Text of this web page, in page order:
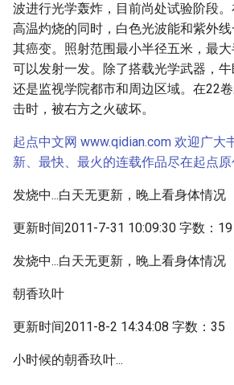
波进行光学轰炸，目前尚处试验阶段
高温灼烧的同时，白色光波能和紫外
其癌变。照射范围最小半径五米，最
可以发射一发。除了搭载光学武器，
还是监视学院都市和周边区域。在22
击时，被右方之火破坏。
起点中文网 www.qidian.com 欢迎广大
新、最快、最火的连载作品尽在起点原
发烧中...白天无更新，晚上看身体情况
更新时间2011-7-31 10:09:30 字数：19
发烧中...白天无更新，晚上看身体情况
朝香玖叶
更新时间2011-8-2 14:34:08 字数：35
小时候的朝香玖叶...